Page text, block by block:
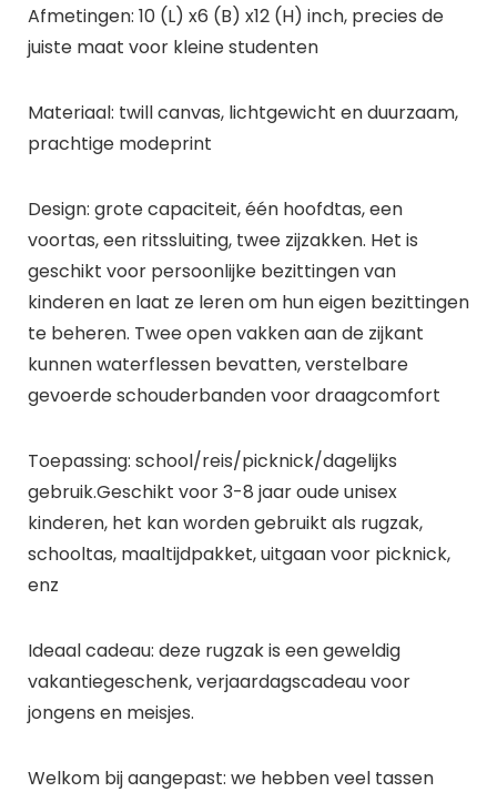
Afmetingen: 10 (L) x6 (B) x12 (H) inch, precies de
juiste maat voor kleine studenten
Materiaal: twill canvas, lichtgewicht en duurzaam,
prachtige modeprint
Design: grote capaciteit, één hoofdtas, een
voortas, een ritssluiting, twee zijzakken. Het is
geschikt voor persoonlijke bezittingen van
kinderen en laat ze leren om hun eigen bezittingen
te beheren. Twee open vakken aan de zijkant
kunnen waterflessen bevatten, verstelbare
gevoerde schouderbanden voor draagcomfort
Toepassing: school/reis/picknick/dagelijks
gebruik.Geschikt voor 3-8 jaar oude unisex
kinderen, het kan worden gebruikt als rugzak,
schooltas, maaltijdpakket, uitgaan voor picknick,
enz
Ideaal cadeau: deze rugzak is een geweldig
vakantiegeschenk, verjaardagscadeau voor
jongens en meisjes.
Welkom bij aangepast: we hebben veel tassen